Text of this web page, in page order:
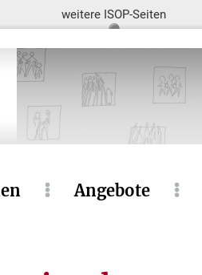
weitere ISOP-Seiten
Angebote